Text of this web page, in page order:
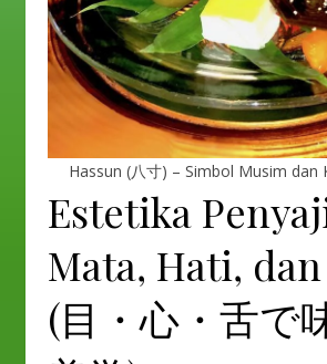
Hassun (八寸) – Simbol Musim dan
Estetika
Mata, Hati,
(目・心・舌で